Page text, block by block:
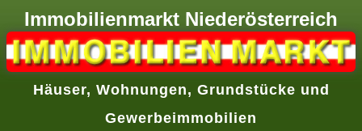
Immobilienmarkt Niederösterreich
Häuser, Wohnungen, Grundstücke und
Gewerbeimmobilien